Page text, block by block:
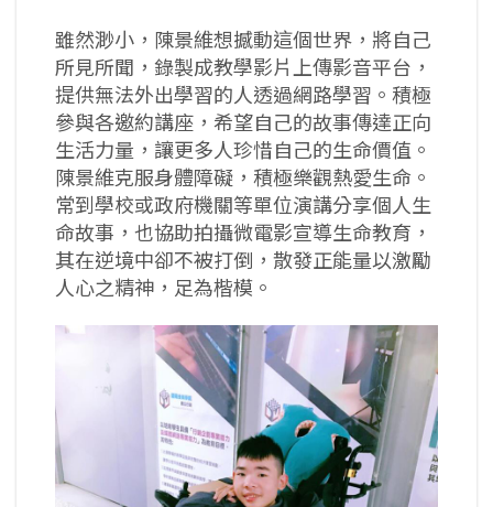
雖然渺小，陳景維想撼動這個世界，將自己
所見所聞，錄製成教學影片上傳影音平台，
提供無法外出學習的人透過網路學習。積極
參與各邀約講座，希望自己的故事傳達正向
生活力量，讓更多人珍惜自己的生命價值。
陳景維克服身體障礙，積極樂觀熱愛生命。
常到學校或政府機關等單位演講分享個人生
命故事，也協助拍攝微電影宣導生命教育，
其在逆境中卻不被打倒，散發正能量以激勵
人心之精神，足為楷模。